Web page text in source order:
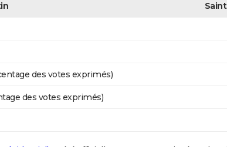
des votes exprimés)
des votes exprimés)